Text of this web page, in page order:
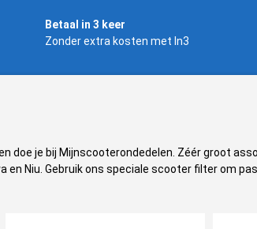
Betaal in 3 keer
Zonder extra kosten met In3
doe je bij Mijnscooterondedelen. Zéér groot
en Niu. Gebruik ons speciale scooter filter om